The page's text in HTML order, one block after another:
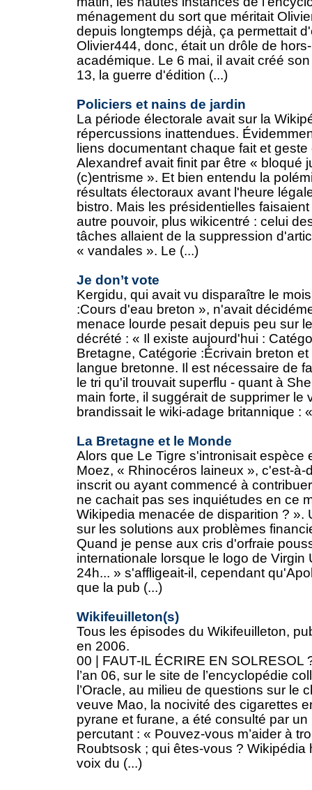
ménagement du sort que méritait
depuis longtemps déjà, ça permettait
Olivier444, donc, était un drôle de
académique. Le 6 mai, il avait créé
13, la guerre d'édition (...)
Policiers et nains de jardin
La période électorale avait sur la
répercussions inattendues.
liens documentant chaque fait et
Alexandref avait finit par être « bloqué
(c)entrisme ». Et bien entendu la
résultats électoraux avant l'heure
bistro. Mais les présidentielles
autre pouvoir, plus wikicentré : celui
tâches allaient de la suppression
« vandales ». Le (...)
Je don’t vote
Kergidu, qui avait vu disparaître le
:Cours d'eau breton », n'avait
menace lourde pesait depuis peu sur
décrété : « Il existe aujourd'hui :
Bretagne, Catégorie :Écrivain breton
langue bretonne. Il est nécessaire de
le tri qu'il trouvait superflu - quant à
main forte, il suggérait de supprimer le
brandissait le wiki-adage britannique :
La Bretagne et le Monde
Alors que Le Tigre s'intronisait espèce
Moez, « Rhinocéros laineux », c'est-à-
inscrit ou ayant commencé à
ne cachait pas ses inquiétudes en ce
Wikipedia menacée de disparition ? ».
sur les solutions aux problèmes
Quand je pense aux cris d'orfraie
internationale lorsque le logo de Virgin
24h... » s'affligeait-il, cependant
que la pub (...)
Wikifeuilleton(s)
Tous les épisodes du Wikifeuilleton,
en 2006.
00 | FAUT-IL ÉCRIRE EN SOLRESOL
l’an 06, sur le site de l’encyclopédie
l’Oracle, au milieu de questions sur le
veuve Mao, la nocivité des cigarettes
pyrane et furane, a été consulté par
percutant : « Pouvez-vous m’aider à
Roubtsosk ; qui êtes-vous ? Wikipédia
voix du (...)